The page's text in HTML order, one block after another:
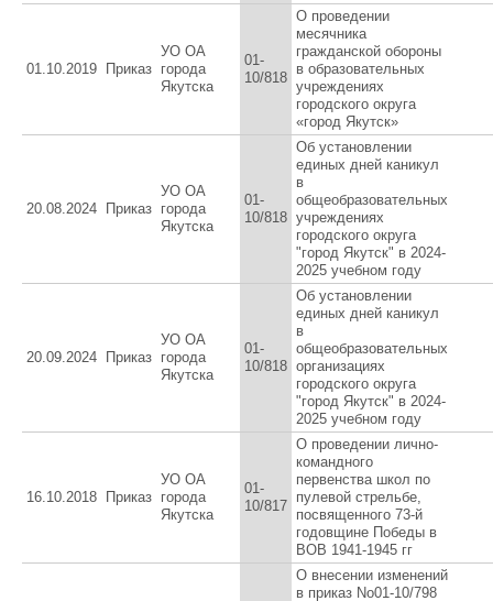
01.10.2019 Приказ
УО ОА
города
Якутска
01-
10/818
О проведении
месячника
гражданской обороны
в образовательных
учреждениях
городского округа
«город Якутск»
20.08.2024 Приказ
УО ОА
города
Якутска
01-
10/818
Об установлении
единых дней каникул
в
общеобразовательных
учреждениях
городского округа
"город Якутск" в 2024-
2025 учебном году
20.09.2024 Приказ
УО ОА
города
Якутска
01-
10/818
Об установлении
единых дней каникул
в
общеобразовательных
организациях
городского округа
"город Якутск" в 2024-
2025 учебном году
16.10.2018 Приказ
УО ОА
города
Якутска
01-
10/817
О проведении лично-
командного
первенства школ по
пулевой стрельбе,
посвященного 73-й
годовщине Победы в
ВОВ 1941-1945 гг
О внесении изменений
в приказ No01-10/798